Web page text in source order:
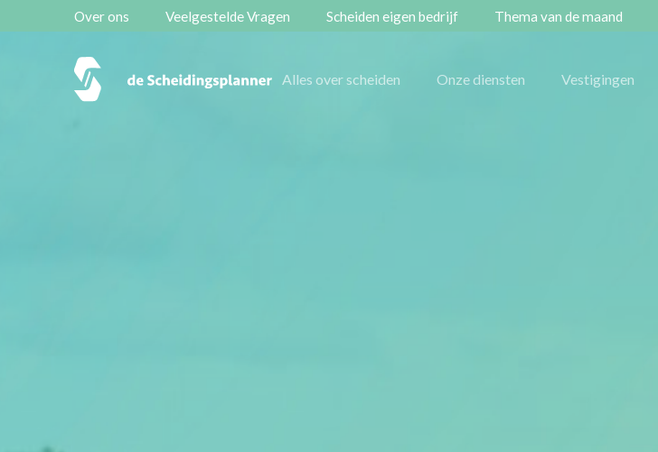
Over ons Veelgestelde Vragen Scheiden eigen bedrijf Thema van de maand
Alles over scheiden Onze diensten Vestigingen
Contact